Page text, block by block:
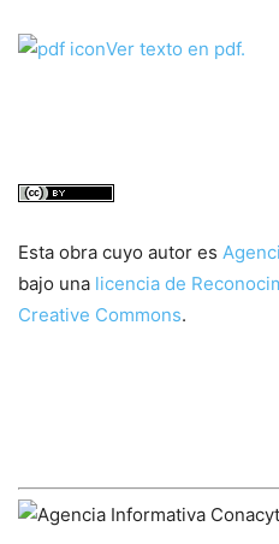
Ver texto en pdf.
Esta obra cuyo autor es
bajo una licencia de
Creative Commons.